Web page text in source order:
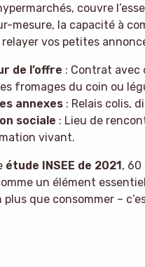
couvre
mesure, la capacité à
relayer vos petites
de l’offre : Contrat avec
fromages du coin ou
annexes: Relais colis,
sociale : Lieu de
vivant.
étude INSEE de 2021, 60
un élément
plus que consommer –